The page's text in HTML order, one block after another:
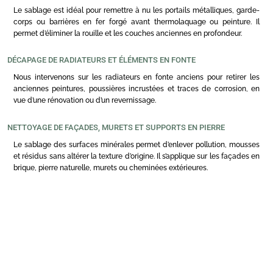
Le sablage est idéal pour remettre à nu les portails métalliques, garde-
corps ou barrières en fer forgé avant thermolaquage ou peinture. Il
permet d’éliminer la rouille et les couches anciennes en profondeur.
DÉCAPAGE DE RADIATEURS ET ÉLÉMENTS EN FONTE
Nous intervenons sur les radiateurs en fonte anciens pour retirer les
anciennes peintures, poussières incrustées et traces de corrosion, en
vue d’une rénovation ou d’un revernissage.
NETTOYAGE DE FAÇADES, MURETS ET SUPPORTS EN PIERRE
Le sablage des surfaces minérales permet d’enlever pollution, mousses
et résidus sans altérer la texture d’origine. Il s’applique sur les façades en
brique, pierre naturelle, murets ou cheminées extérieures.